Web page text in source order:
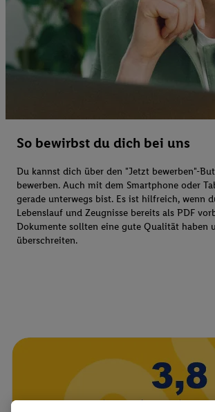
So bewirbst du dich bei uns
Du kannst dich über den "Jetzt bewerben"-
bewerben. Auch mit dem Smartphone oder
gerade unterwegs bist. Es ist hilfreich, wenn
Lebenslauf und Zeugnisse bereits als PDF
Dokumente sollten eine gute Qualität haben
überschreiten.